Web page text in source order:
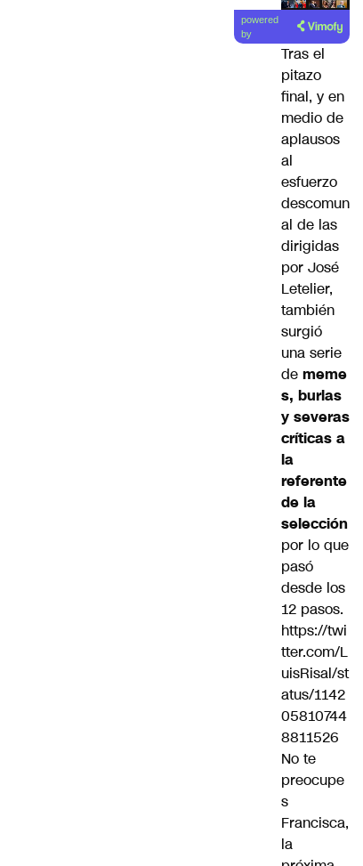
Lea el
artículo
powered
by
Tras el
pitazo
final, y en
medio de
aplausos
al
esfuerzo
descomun
al de las
dirigidas
por José
Letelier,
también
surgió
una serie
de meme
s, burlas
y severas
críticas a
la
referente
de la
selección
por lo que
pasó
desde los
12 pasos.
https://twi
tter.com/L
uisRisal/st
atus/1142
05810744
8811526
No te
preocupe
s
Francisca,
la